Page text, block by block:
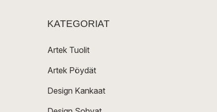
KATEGORIAT
Artek Tuolit
Artek Pöydät
Design Kankaat